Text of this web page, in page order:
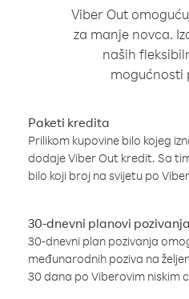
Viber Out
za manje novca.
naših
mogućnosti
Paketi kredita
Prilikom kupovine bilo kojeg
dodaje Viber Out kredit. Sa
bilo koji broj na svijetu po
30-dnevni planovi pozivanja
30-dnevni plan pozivanja
međunarodnih poziva na
30 dana po Viberovim niskim